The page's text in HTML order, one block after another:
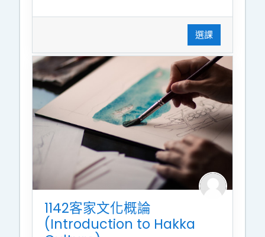
選課
1142客家文化概論
(Introduction to Hakka